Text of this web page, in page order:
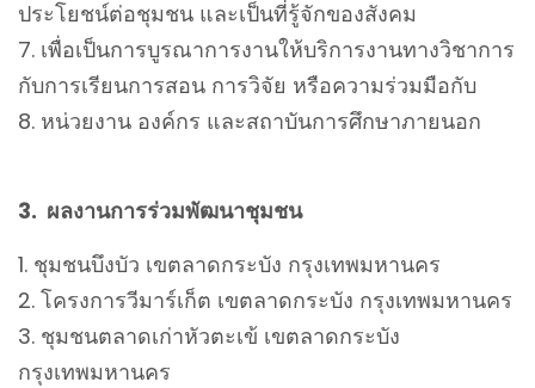
ประโยชน์ต่อชุมชน และเป็นที่รู้จักของสังคม
เพื่อเป็นการบูรณาการงานให้บริการงานทางวิชาการ
กับการเรียนการสอน การวิจัย หรือความร่วมมือกับ
หน่วยงาน องค์กร และสถาบันการศึกษาภายนอก
3. ผลงานการร่วมพัฒนาชุมชน
ชุมชนบึงบัว เขตลาดกระบัง กรุงเทพมหานคร
โครงการวีมาร์เก็ต เขตลาดกระบัง กรุงเทพมหานคร
ชุมชนตลาดเก่าหัวตะเข้ เขตลาดกระบัง
กรุงเทพมหานคร